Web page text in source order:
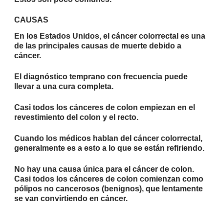
CAUSAS
En los Estados Unidos, el cáncer colorrectal es una
de las principales causas de muerte debido a
cáncer.
El diagnóstico temprano con frecuencia puede
llevar a una cura completa.
Casi todos los cánceres de colon empiezan en el
revestimiento del colon y el recto.
Cuando los médicos hablan del cáncer colorrectal,
generalmente es a esto a lo que se están refiriendo.
No hay una causa única para el cáncer de colon.
Casi todos los cánceres de colon comienzan como
pólipos no cancerosos (benignos), que lentamente
se van convirtiendo en cáncer.